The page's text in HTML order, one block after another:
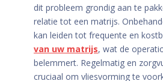
dit probleem grondig aan te
relatie tot een matrijs.
kan leiden tot frequente en
van uw matrijs, wat de
belemmert. Regelmatig en
cruciaal om vliesvorming te